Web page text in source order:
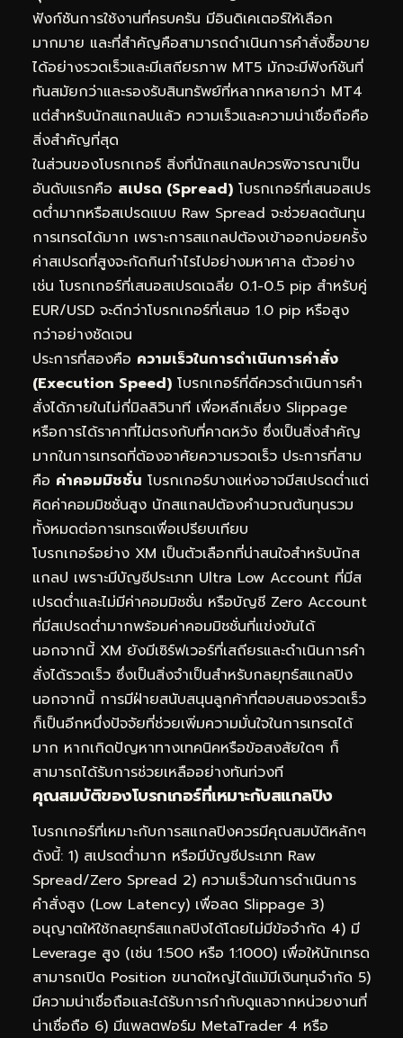
ฟังก์ชันการใช้งานที่ครบครัน มีอินดิเคเตอร์ให้เลือก
มากมาย และที่สำคัญคือสามารถดำเนินการคำสั่งซื้อขาย
ได้อย่างรวดเร็วและมีเสถียรภาพ MT5 มักจะมีฟังก์ชันที่
ทันสมัยกว่าและรองรับสินทรัพย์ที่หลากหลายกว่า MT4
แต่สำหรับนักสแกลปแล้ว ความเร็วและความน่าเชื่อถือคือ
สิ่งสำคัญที่สุด
ในส่วนของโบรกเกอร์ สิ่งที่นักสแกลปควรพิจารณาเป็น
อันดับแรกคือ สเปรด (Spread) โบรกเกอร์ที่เสนอสเปร
ดต่ำมากหรือสเปรดแบบ Raw Spread จะช่วยลดต้นทุน
การเทรดได้มาก เพราะการสแกลปต้องเข้าออกบ่อยครั้ง
ค่าสเปรดที่สูงจะกัดกินกำไรไปอย่างมหาศาล ตัวอย่าง
เช่น โบรกเกอร์ที่เสนอสเปรดเฉลี่ย 0.1-0.5 pip สำหรับคู่
EUR/USD จะดีกว่าโบรกเกอร์ที่เสนอ 1.0 pip หรือสูง
กว่าอย่างชัดเจน
ประการที่สองคือ ความเร็วในการดำเนินการคำสั่ง
(Execution Speed) โบรกเกอร์ที่ดีควรดำเนินการคำ
สั่งได้ภายในไม่กี่มิลลิวินาที เพื่อหลีกเลี่ยง Slippage
หรือการได้ราคาที่ไม่ตรงกับที่คาดหวัง ซึ่งเป็นสิ่งสำคัญ
มากในการเทรดที่ต้องอาศัยความรวดเร็ว ประการที่สาม
คือ ค่าคอมมิชชั่น โบรกเกอร์บางแห่งอาจมีสเปรดต่ำแต่
คิดค่าคอมมิชชั่นสูง นักสแกลปต้องคำนวณต้นทุนรวม
ทั้งหมดต่อการเทรดเพื่อเปรียบเทียบ
โบรกเกอร์อย่าง XM เป็นตัวเลือกที่น่าสนใจสำหรับนักส
แกลป เพราะมีบัญชีประเภท Ultra Low Account ที่มีส
เปรดต่ำและไม่มีค่าคอมมิชชั่น หรือบัญชี Zero Account
ที่มีสเปรดต่ำมากพร้อมค่าคอมมิชชั่นที่แข่งขันได้
นอกจากนี้ XM ยังมีเซิร์ฟเวอร์ที่เสถียรและดำเนินการคำ
สั่งได้รวดเร็ว ซึ่งเป็นสิ่งจำเป็นสำหรับกลยุทธ์สแกลปิง
นอกจากนี้ การมีฝ่ายสนับสนุนลูกค้าที่ตอบสนองรวดเร็ว
ก็เป็นอีกหนึ่งปัจจัยที่ช่วยเพิ่มความมั่นใจในการเทรดได้
มาก หากเกิดปัญหาทางเทคนิคหรือข้อสงสัยใดๆ ก็
สามารถได้รับการช่วยเหลืออย่างทันท่วงที
คุณสมบัติของโบรกเกอร์ที่เหมาะกับสแกลปิง
โบรกเกอร์ที่เหมาะกับการสแกลปิงควรมีคุณสมบัติหลักๆ
ดังนี้: 1) สเปรดต่ำมาก หรือมีบัญชีประเภท Raw
Spread/Zero Spread 2) ความเร็วในการดำเนินการ
คำสั่งสูง (Low Latency) เพื่อลด Slippage 3)
อนุญาตให้ใช้กลยุทธ์สแกลปิงได้โดยไม่มีข้อจำกัด 4) มี
Leverage สูง (เช่น 1:500 หรือ 1:1000) เพื่อให้นักเทรด
สามารถเปิด Position ขนาดใหญ่ได้แม้มีเงินทุนจำกัด 5)
มีความน่าเชื่อถือและได้รับการกำกับดูแลจากหน่วยงานที่
น่าเชื่อถือ 6) มีแพลตฟอร์ม MetaTrader 4 หรือ